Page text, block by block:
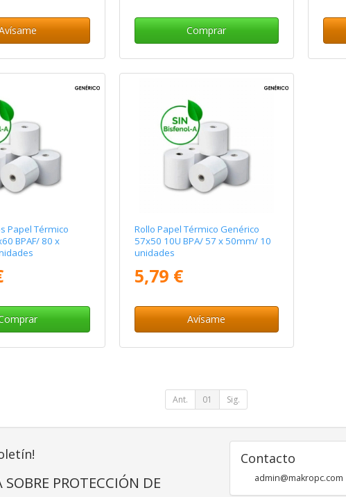
Comprar
Papel Térmico
BPAF/ 80 x
Rollo Papel Térmico Genérico
57x50 10U BPA/ 57 x 50mm/ 10
unidades
5,79 €
Avísame
Ant. 01 Sig.
PROTECCIÓN DE
Contacto
admin@makropc.com